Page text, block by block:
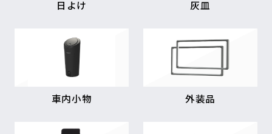
日よけ 灰皿
車内小物 外装品